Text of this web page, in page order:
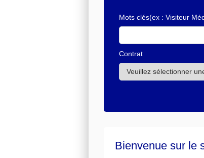
Mots clés(ex : Visiteur
Contrat
Bienvenue sur le